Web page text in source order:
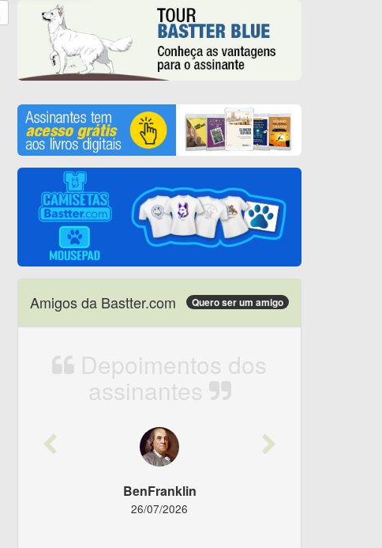
Amigos da Bastter.com Quero ser um amigo
Depoimentos dos
assinantes
Previous
BenFranklin
26/07/2026